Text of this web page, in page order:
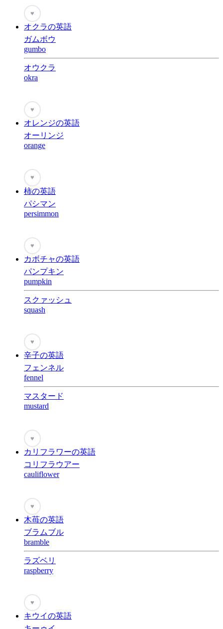
♥
オクラの英語
ガムボウ
gumbo
オウクラ
okra
♥
オレンジの英語
オーリンジ
orange
♥
柿の英語
パシマン
persimmon
♥
カボチャの英語
パンプキン
pumpkin
スクァッシュ
squash
♥
辛子の英語
フェンネル
fennel
マスタード
mustard
♥
カリフラワーの英語
コリフラウアー
cauliflower
♥
木苺の英語
ブラムブル
bramble
ラズベリ
raspberry
♥
キウイの英語